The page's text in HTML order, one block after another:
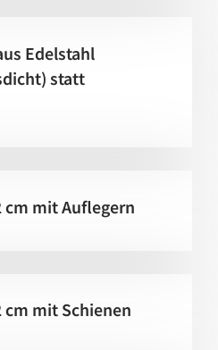
Edelstahl
statt
cm mit Auflegern
cm mit Schienen